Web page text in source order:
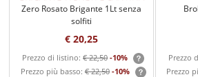
Zero Rosato Brigante 1Lt senza
solfiti
€ 20,25
Prezzo di listino:€ 22,50 -10%
Prezzo più basso:€ 22,50 -10%
Prezzo
Prezzo